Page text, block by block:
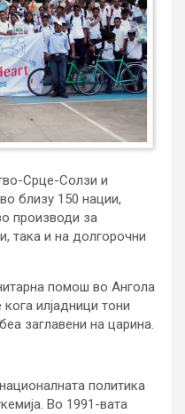
Срце-Солзи и
близу 150 нации,
производи за
така и на долгорочни
помош во Ангола
илјадници тони
заглавени на царина.
политика
Во 1991-вата